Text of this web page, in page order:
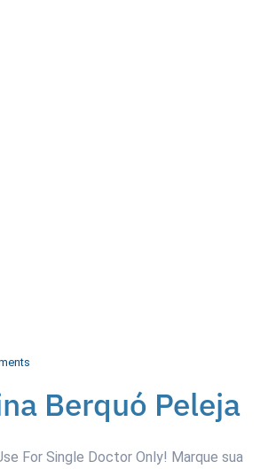
Berquó Peleja
For Single Doctor Only! Marque sua